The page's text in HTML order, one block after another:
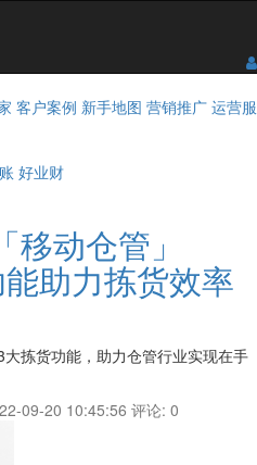
客户案例 新手地图 营销推广 运营服
好业财
动仓管」
助力拣货效率
拣货功能，助力仓管行业实现在手
09-20 10:45:56 评论: 0